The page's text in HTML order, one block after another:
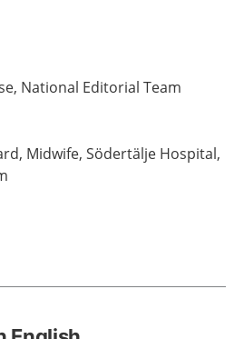
National Editorial Team
Midwife, Södertälje Hospital,